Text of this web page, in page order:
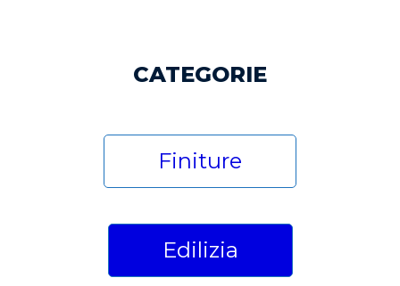
CATEGORIE
Finiture
Edilizia